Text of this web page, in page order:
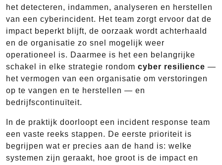
het detecteren, indammen, analyseren en herstellen
van een cyberincident. Het team zorgt ervoor dat de
impact beperkt blijft, de oorzaak wordt achterhaald
en de organisatie zo snel mogelijk weer
operationeel is. Daarmee is het een belangrijke
schakel in elke strategie rondom cyber resilience —
het vermogen van een organisatie om verstoringen
op te vangen en te herstellen — en
bedrijfscontinuïteit.
In de praktijk doorloopt een incident response team
een vaste reeks stappen. De eerste prioriteit is
begrijpen wat er precies aan de hand is: welke
systemen zijn geraakt, hoe groot is de impact en